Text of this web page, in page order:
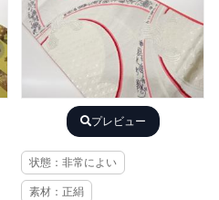
プレビュー
状態：非常によい
素材：正絹